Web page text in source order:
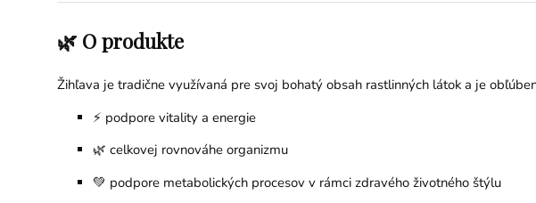
🌿 O produkte
Žihľava je tradične využívaná pre svoj bohatý obsah rastlinných látok a je
⚡ podpore vitality a energie
🌿 celkovej rovnováhe organizmu
💚 podpore metabolických procesov v rámci zdravého životného štýlu